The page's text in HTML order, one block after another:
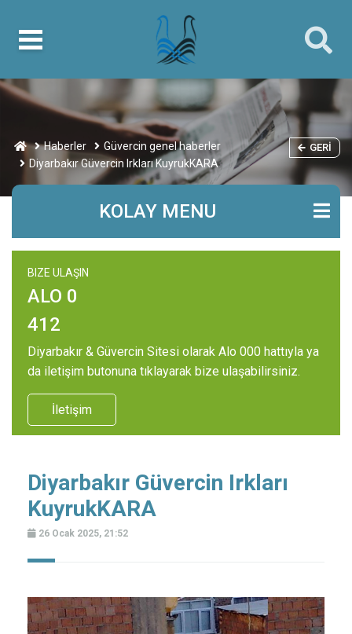
Haberler
Güvercin genel haberler
Diyarbakır Güvercin Irkları KuyrukKARA
GERI
KOLAY MENU
BIZE ULAŞIN
ALO 0
412
Diyarbakır & Güvercin Sitesi olarak Alo 000 hattıyla ya
da iletişim butonuna tıklayarak bize ulaşabilirsiniz.
İletişim
Diyarbakır Güvercin Irkları
KuyrukKARA
26 Ocak 2025, 21:52